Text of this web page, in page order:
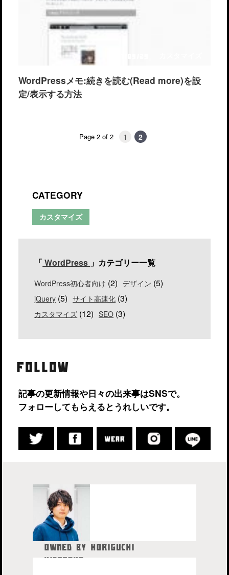
WordPressメモ:続きを読む(Read more)を設
定/表示する方法
Page 2 of 2 1 2
CATEGORY
カスタマイズ
「 WordPress 」カテゴリー一覧
WordPress初心者向け (2) デザイン (5)
jQuery (5) サイト高速化 (3)
カスタマイズ (12) SEO (3)
FOLLOW
記事の更新情報や日々の出来事はSNSで。
フォローしてもらえるとうれしいです。
OWNED BY HORIGUCHI